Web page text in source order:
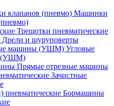
Машинки
Трещотки пневматические
Дрели и шуруповерты
Угловые
(УШМ)
Прямые отрезные машины
Зачистные
Бормашины